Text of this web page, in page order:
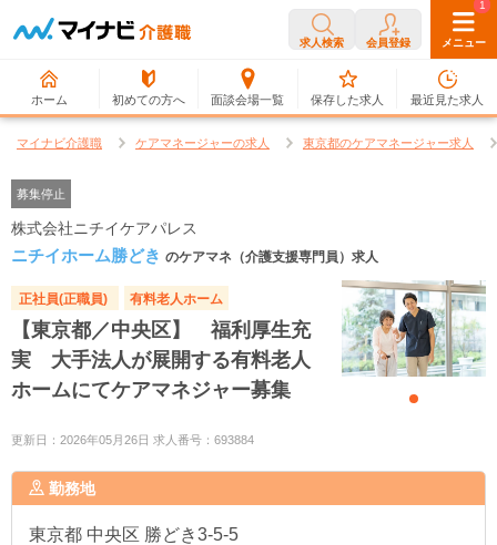
求人検索 会員登録 メニュー
ホーム 初めての方へ 面談会場一覧
0
保存した求人
1
最近見た求人
マイナビ介護職 ケアマネージャーの求人 東京都のケアマネージャー求人
募集停止
株式会社ニチイケアパレス
ニチイホーム勝どき のケアマネ（介護支援専門員）求人
正社員(正職員) 有料老人ホーム
【東京都／中央区】 福利厚生充
実 大手法人が展開する有料老人
ホームにてケアマネジャー募集
更新日：2026年05月26日 求人番号：693884
勤務地
東京都 中央区 勝どき3-5-5